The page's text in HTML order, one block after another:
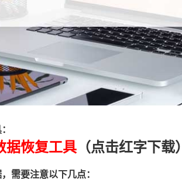
据恢复工具 （点击红字下载）
需要注意以下几点：